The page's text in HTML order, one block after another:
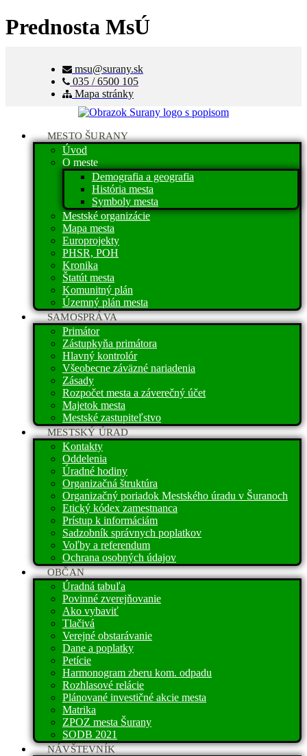
Prednosta MsÚ
msu@surany.sk
035 / 6500 105
Mapa stránky
MESTO ŠURANY
Úvod
O meste
Demografia a geografia
História mesta
Symboly mesta
Mestské organizácie
Mapa mesta
Europrojekty
PHSR, POH
Kronika
Štatút mesta
Komunitný plán
Územný plán mesta
SAMOSPRÁVA
Primátor
Zástupkyňa primátora
Hlavný kontrolór
Všeobecne záväzné nariadenia
Zásady
Rozpočet mesta a záverečný účet
Majetok mesta
Mestské zastupiteľstvo
MESTSKÝ ÚRAD
Kontakty
Oddelenia
Úradné hodiny
Organizačná štruktúra
Organizačný poriadok Mestského úradu v Šuranoch
Etický kódex zamestnanca
Prístup k informáciám
Sadzobník správnych poplatkov
Voľby a referendum
Ochrana osobných údajov
OBČAN
Úradná tabuľa
Povinné zverejňovanie
Ako vybaviť
Tlačivá
Verejné obstarávanie
Dane a poplatky
Petície
Harmonogram zberu kom. odpadu
Rozhlasové relácie
Plánované investičné akcie mesta
Matrika
ZPOZ mesta Šurany
SODB 2021
NÁVŠTEVNÍK